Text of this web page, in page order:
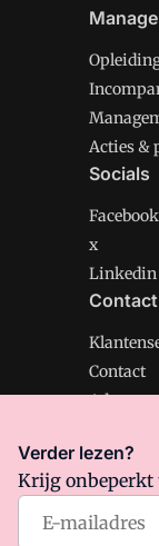
Acties &
Socials
Facebook
x
Linkedin
Contact
Contact
Verder lezen?
Krijg onbeperkt